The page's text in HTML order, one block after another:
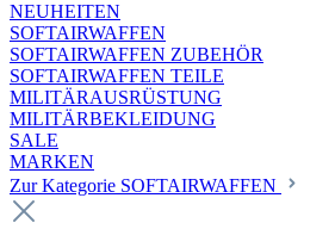
NEUHEITEN
SOFTAIRWAFFEN
SOFTAIRWAFFEN ZUBEHÖR
SOFTAIRWAFFEN TEILE
MILITÄRAUSRÜSTUNG
MILITÄRBEKLEIDUNG
SALE
MARKEN
Zur Kategorie SOFTAIRWAFFEN